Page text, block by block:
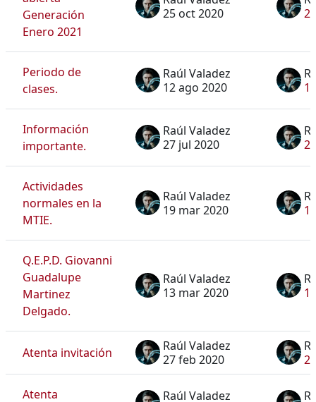
Generación
Enero 2021
25 oct 2020
Periodo de
clases.
Raúl Valadez
12 ago 2020
Información
importante.
Raúl Valadez
27 jul 2020
Actividades
normales en la
MTIE.
Raúl Valadez
19 mar 2020
Q.E.P.D. Giovanni
Guadalupe
Martinez
Delgado.
Raúl Valadez
13 mar 2020
Atenta invitación
Raúl Valadez
27 feb 2020
Atenta Raúl Valadez